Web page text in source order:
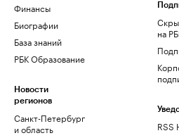
Финансы
Биографии
База знаний
РБК Образование
Новости
регионов
Санкт-Петербург
и область
на
RSS